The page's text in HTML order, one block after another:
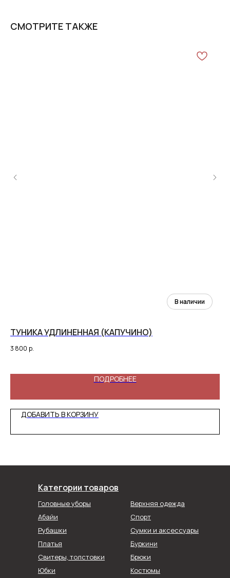
СМОТРИТЕ ТАКЖЕ
ТУНИКА УДЛИНЕННАЯ (КАПУЧИНО)
3 800 р.
ПОДРОБНЕЕ
ДОБАВИТЬ В КОРЗИНУ
Категории товаров
Головные уборы
Абайи
Рубашки
Спорт
Верхняя одежда
Сумки и аксессуары
Юбки
Брюки
Платья
Свитеры, толстовки
Буркини
Костюмы